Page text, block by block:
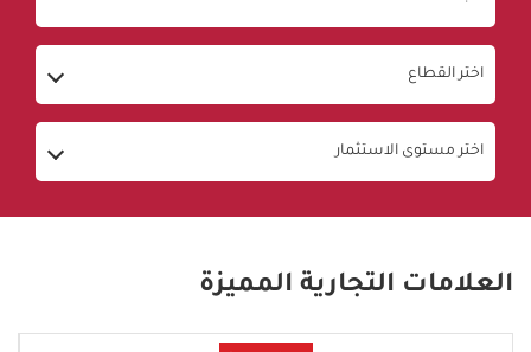
اختر القطاع
اختر مستوى الاستثمار
العلامات التجارية المميزة